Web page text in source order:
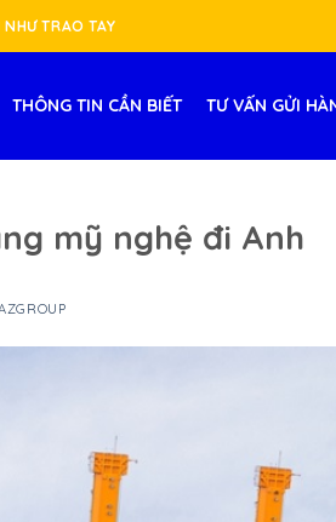
TRAO TAY
THÔNG TIN CẦN BIẾT TƯ VẤN GỬI
mỹ nghệ đi Anh